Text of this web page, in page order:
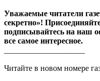
Уважаемые читатели
секретно»!
подписывайтесь на наш
все самое интересное.
Читайте в новом номере